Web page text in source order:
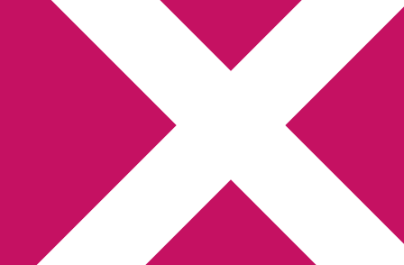
Deckare, kriminalromaner, thrillers
Hem Författarfemman
Webbshop Amazon
Bokbloggsjerka Bloggmaraton
Kriminalroman Min tv-blogg
You are here: Tematrio / Tematrio – Elisabeth